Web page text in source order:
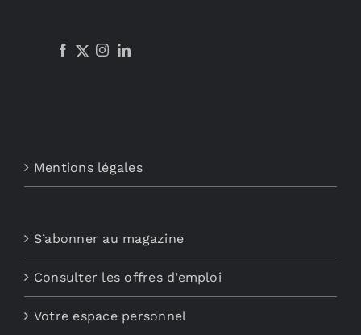
Mentions légales
S’abonner au magazine
Consulter les offres d’emploi
Votre espace personnel